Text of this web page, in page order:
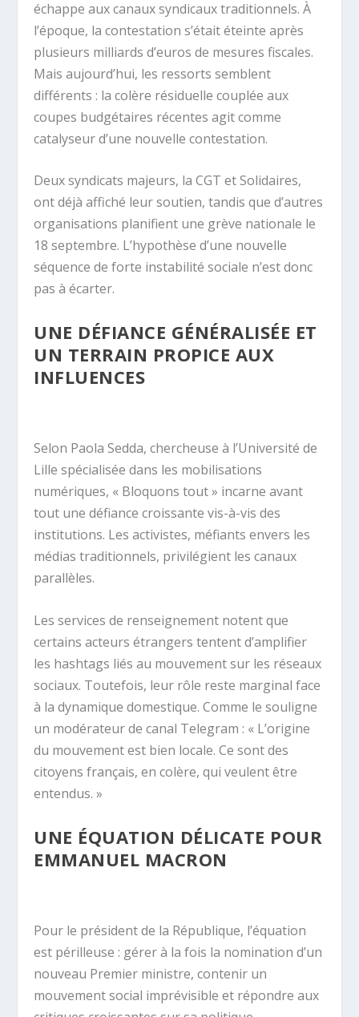
échappe aux canaux syndicaux traditionnels. À
l’époque, la contestation s’était éteinte après
plusieurs milliards d’euros de mesures fiscales.
Mais aujourd’hui, les ressorts semblent
différents : la colère résiduelle couplée aux
coupes budgétaires récentes agit comme
catalyseur d’une nouvelle contestation.
Deux syndicats majeurs, la CGT et Solidaires,
ont déjà affiché leur soutien, tandis que d’autres
organisations planifient une grève nationale le
18 septembre. L’hypothèse d’une nouvelle
séquence de forte instabilité sociale n’est donc
pas à écarter.
UNE DÉFIANCE GÉNÉRALISÉE ET
UN TERRAIN PROPICE AUX
INFLUENCES
Selon Paola Sedda, chercheuse à l’Université de
Lille spécialisée dans les mobilisations
numériques, « Bloquons tout » incarne avant
tout une défiance croissante vis-à-vis des
institutions. Les activistes, méfiants envers les
médias traditionnels, privilégient les canaux
parallèles.
Les services de renseignement notent que
certains acteurs étrangers tentent d’amplifier
les hashtags liés au mouvement sur les réseaux
sociaux. Toutefois, leur rôle reste marginal face
à la dynamique domestique. Comme le souligne
un modérateur de canal Telegram : « L’origine
du mouvement est bien locale. Ce sont des
citoyens français, en colère, qui veulent être
entendus. »
UNE ÉQUATION DÉLICATE POUR
EMMANUEL MACRON
Pour le président de la République, l’équation
est périlleuse : gérer à la fois la nomination d’un
nouveau Premier ministre, contenir un
mouvement social imprévisible et répondre aux